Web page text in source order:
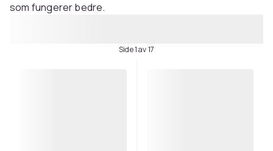
som fungerer bedre.
Side 1 av 17